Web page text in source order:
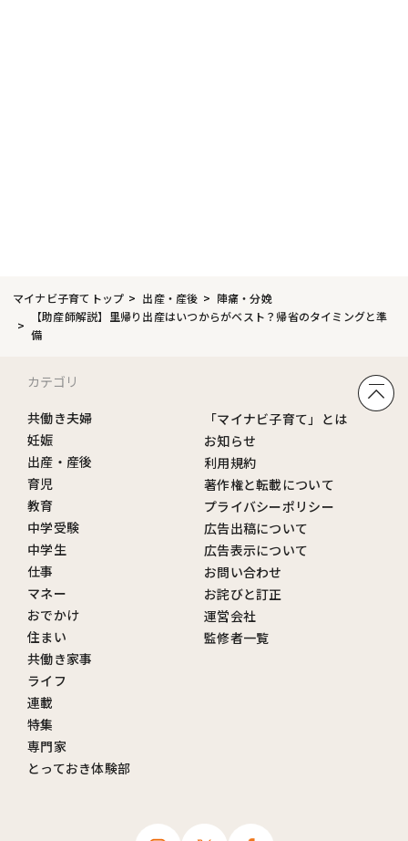
マイナビ子育てトップ 出産・産後
陣痛・分娩
【助産師解説】里帰り出産はいつからがベスト？帰省のタイミングと準
備
カテゴリ
共働き夫婦
妊娠
出産・産後
育児
教育
中学受験
中学生
仕事
マネー
おでかけ
住まい
共働き家事
ライフ
連載
特集
専門家
とっておき体験部
「マイナビ子育て」とは
お知らせ
利用規約
著作権と転載について
プライバシーポリシー
広告出稿について
広告表示について
お問い合わせ
お詫びと訂正
運営会社
監修者一覧